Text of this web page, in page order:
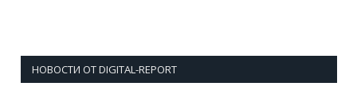
НОВОСТИ ОТ DIGITAL-REPORT